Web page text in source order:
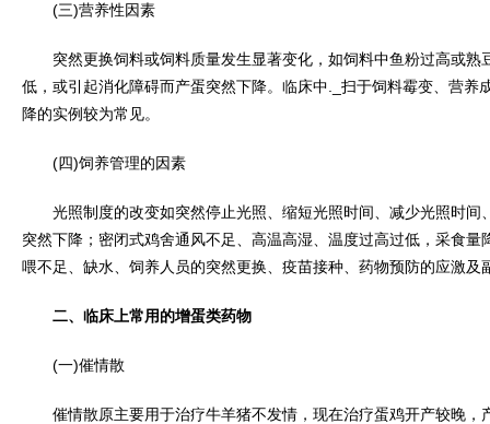
(三)营养性因素
突然更换饲料或饲料质量发生显著变化，如饲料中鱼粉过高或熟
低，或引起消化障碍而产蛋突然下降。临床中._扫于饲料霉变、营养
降的实例较为常见。
(四)饲养管理的因素
光照制度的改变如突然停止光照、缩短光照时间、减少光照时间
突然下降；密闭式鸡舍通风不足、高温高湿、温度过高过低，采食
喂不足、缺水、饲养人员的突然更换、疫苗接种、药物预防的应激及
二、临床上常用的增蛋类药物
(一)催情散
催情散原主要用于治疗牛羊猪不发情，现在治疗蛋鸡开产较晚，